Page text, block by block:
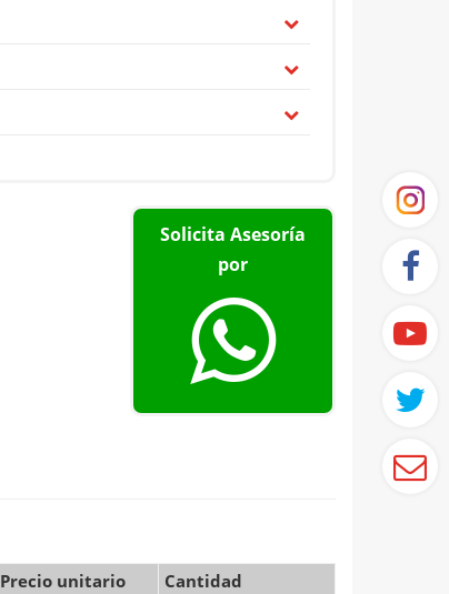
Solicita Asesoría
por
Precio unitario Cantidad